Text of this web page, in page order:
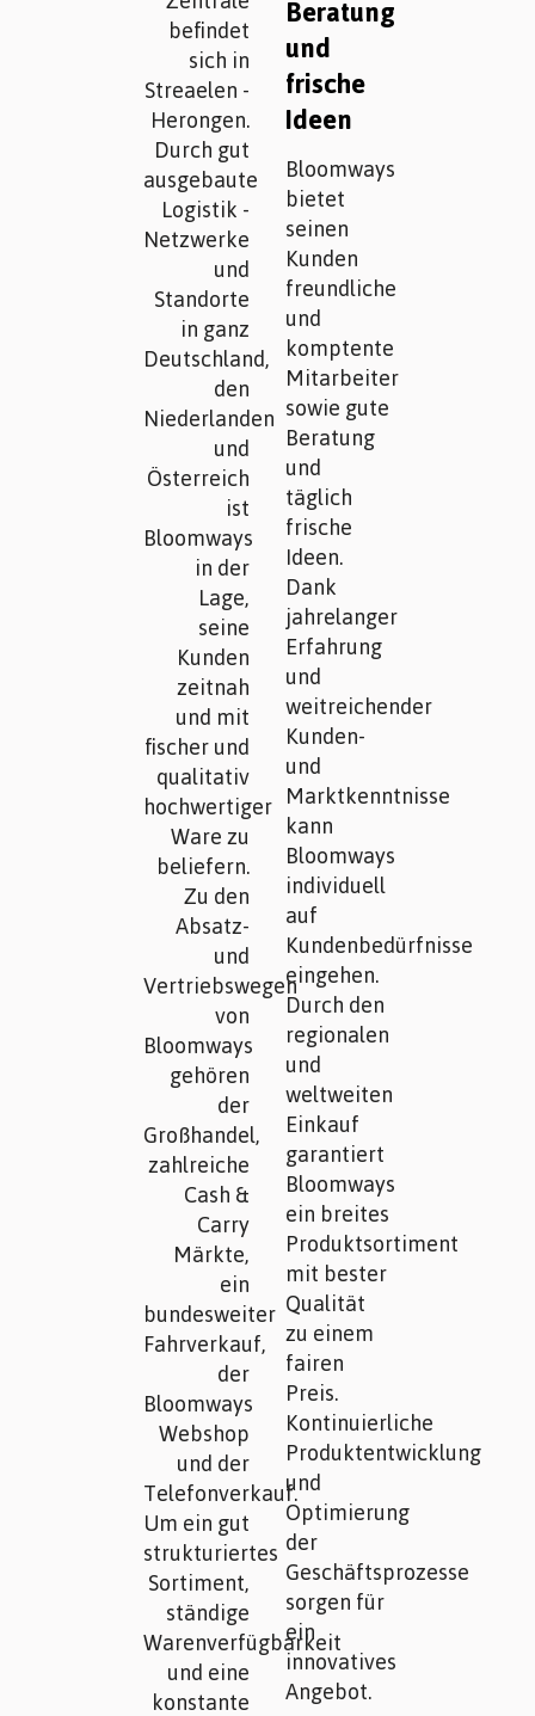
befindet
sich in
Streaelen -
Herongen.
Durch gut
ausgebaute
Logistik -
Netzwerke
und
Standorte
in ganz
Deutschland,
den
Niederlanden
und
Österreich
ist
Bloomways
in der
Lage,
seine
Kunden
zeitnah
und mit
fischer und
qualitativ
hochwertiger
Ware zu
beliefern.
Zu den
Absatz-
und
Vertriebswegen
von
Bloomways
gehören
der
Großhandel,
zahlreiche
Cash &
Carry
Märkte,
ein
bundesweiter
Fahrverkauf,
der
Bloomways
Webshop
und der
Telefonverkauf.
Um ein gut
strukturiertes
Sortiment,
ständige
Warenverfügbarkeit
und eine
konstante
Beratung
und
frische
Ideen
Bloomways
bietet
seinen
Kunden
freundliche
und
komptente
Mitarbeiter
sowie gute
Beratung
und
täglich
frische
Ideen.
Dank
jahrelanger
Erfahrung
und
weitreichender
Kunden-
und
Marktkenntnisse
kann
Bloomways
individuell
auf
Kundenbedürfnisse
eingehen.
Durch den
regionalen
und
weltweiten
Einkauf
garantiert
Bloomways
ein breites
Produktsortiment
mit bester
Qualität
zu einem
fairen
Preis.
Kontinuierliche
Produktentwicklung
und
Optimierung
der
Geschäftsprozesse
sorgen für
ein
innovatives
Angebot.